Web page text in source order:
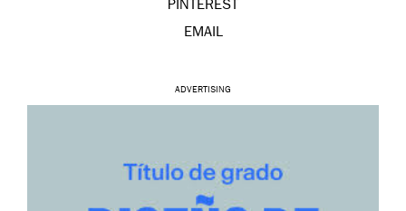
PINTEREST
EMAIL
ADVERTISING